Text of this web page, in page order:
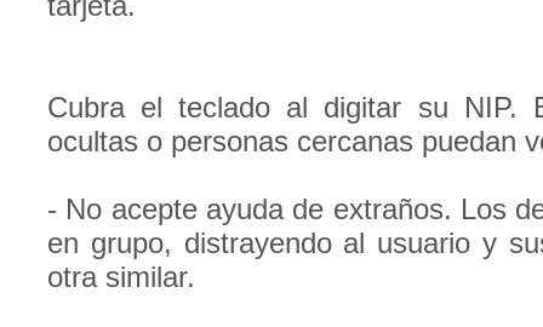
Cubra el teclado al digitar su NIP.
ocultas o personas cercanas puedan
- No acepte ayuda de extraños. Los
en grupo, distrayendo al usuario y
otra similar.